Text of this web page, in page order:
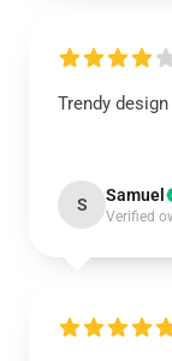
Trendy
S Samuel
Verified